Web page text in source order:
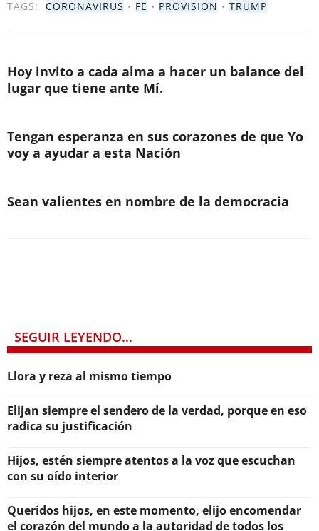
TAGS: CORONAVIRUS • FE • PROVISION • TRUMP
Hoy invito a cada alma a hacer un balance del
lugar que tiene ante Mí.
Tengan esperanza en sus corazones de que Yo
voy a ayudar a esta Nación
Sean valientes en nombre de la democracia
SEGUIR LEYENDO...
Llora y reza al mismo tiempo
Elijan siempre el sendero de la verdad, porque en eso
radica su justificación
Hijos, estén siempre atentos a la voz que escuchan
con su oído interior
Queridos hijos, en este momento, elijo encomendar
el corazón del mundo a la autoridad de todos los